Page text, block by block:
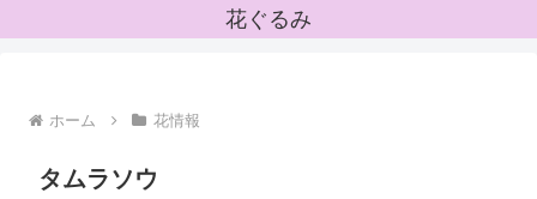
花ぐるみ
ホーム 花情報
タムラソウ